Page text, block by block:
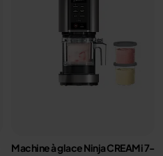
Machine à glace Ninja CREAMi 7-